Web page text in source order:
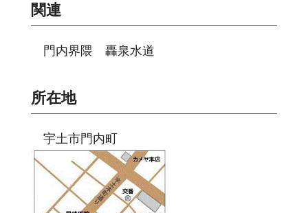
関連
門内界隈 轟泉水道
所在地
宇土市門内町